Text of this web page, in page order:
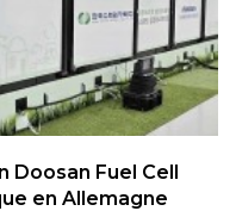
Doosan Fuel Cell
en Allemagne